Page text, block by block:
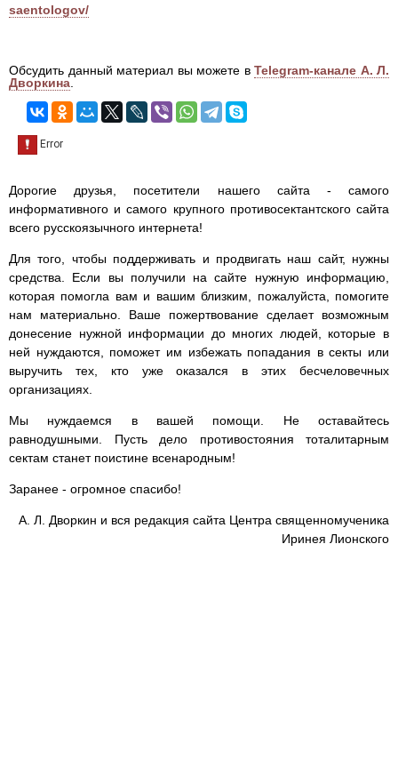
saentologov/
Обсудить данный материал вы можете в Telegram-канале А. Л.
Дворкина.
Дорогие друзья, посетители нашего сайта - самого
информативного и самого крупного противосектантского сайта
всего русскоязычного интернета!
Для того, чтобы поддерживать и продвигать наш сайт, нужны
средства. Если вы получили на сайте нужную информацию,
которая помогла вам и вашим близким, пожалуйста, помогите
нам материально. Ваше пожертвование сделает возможным
донесение нужной информации до многих людей, которые в
ней нуждаются, поможет им избежать попадания в секты или
выручить тех, кто уже оказался в этих бесчеловечных
организациях.
Мы нуждаемся в вашей помощи. Не оставайтесь
равнодушными. Пусть дело противостояния тоталитарным
сектам станет поистине всенародным!
Заранее - огромное спасибо!
А. Л. Дворкин и вся редакция сайта Центра священномученика
Иринея Лионского